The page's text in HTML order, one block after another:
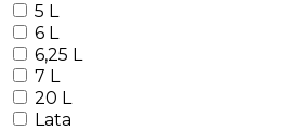
5 L
6 L
6,25 L
7 L
20 L
Lata